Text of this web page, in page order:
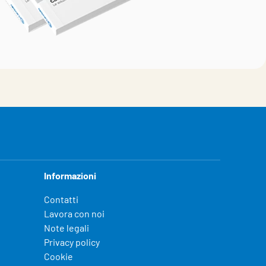
Informazioni
Contatti
Lavora con noi
Note legali
Privacy policy
Cookie